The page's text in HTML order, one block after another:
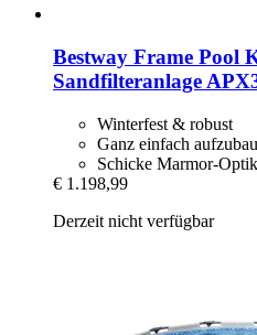
Bestway Frame Pool
Sandfilteranlage
Winterfest & robust
Ganz einfach
Schicke Marmor-Optik
€ 1.198,99
Derzeit nicht verfügbar